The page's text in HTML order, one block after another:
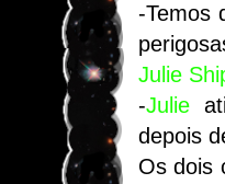
-Temos
Julie
-Julie
depois
Os dois